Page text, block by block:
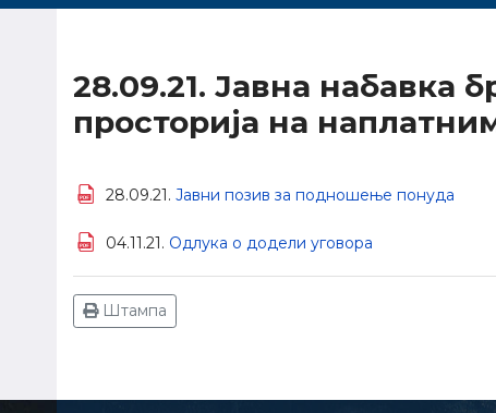
28.09.21. Јавна набавка
просторија на
28.09.21. Јавни позив за подношење понуда
04.11.21. Одлука о додели уговора
Штампа